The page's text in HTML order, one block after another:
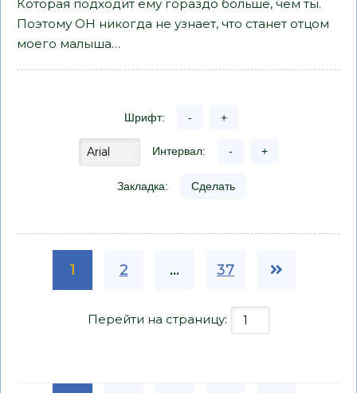
Которая подходит ему гораздо больше, чем ты.
Поэтому ОН никогда не узнает, что станет отцом
моего малыша…
Шрифт: - +
Интервал: - +
Закладка: Сделать
1 2 ... 37
Перейти на страницу: